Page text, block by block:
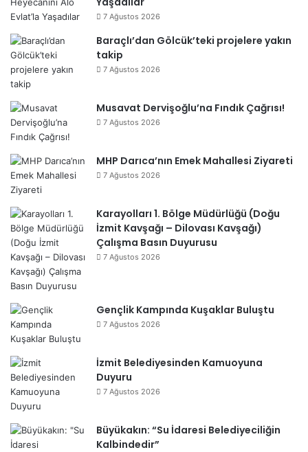
7 Ağustos 2026
Baraçlı’dan Gölcük’teki projelere yakın
takip
7 Ağustos 2026
Musavat Dervişoğlu’na Fındık Çağrısı!
7 Ağustos 2026
MHP Darıca’nın Emek Mahallesi Ziyareti
7 Ağustos 2026
Karayolları 1. Bölge Müdürlüğü (Doğu
İzmit Kavşağı – Dilovası Kavşağı)
Çalışma Basın Duyurusu
7 Ağustos 2026
Gençlik Kampında Kuşaklar Buluştu
7 Ağustos 2026
İzmit Belediyesinden Kamuoyuna
Duyuru
7 Ağustos 2026
Büyükakın: “Su İdaresi Belediyeciliğin
Kalbindedir”